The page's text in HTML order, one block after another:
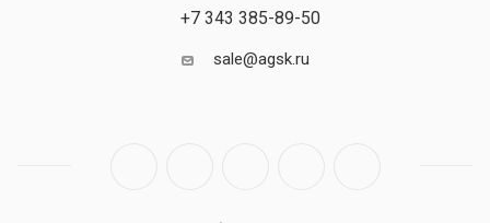
+7 343 385-89-50
sale@agsk.ru